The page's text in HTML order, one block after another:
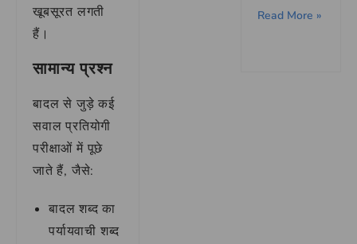
खूबसूरत लगती
हैं।
सामान्य प्रश्न
बादल से जुड़े कई
सवाल प्रतियोगी
परीक्षाओं में पूछे
जाते हैं, जैसे:
बादल शब्द का
पर्यायवाची शब्द
Read More »